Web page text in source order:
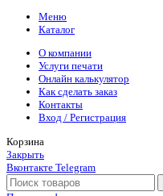
Меню
Каталог
О компании
Услуги печати
Онлайн калькулятор
Как сделать заказ
Контакты
Вход / Регистрация
Корзина
Закрыть
Вконтакте Telegram